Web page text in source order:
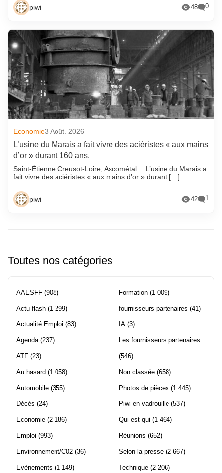
piwi 48 0
Economie3 Août. 2026
L’usine du Marais a fait vivre des aciéristes « aux mains
d’or » durant 160 ans.
Saint-Étienne Creusot-Loire, Ascométal… L’usine du Marais a
fait vivre des aciéristes « aux mains d’or » durant […]
piwi 42 1
Toutes nos catégories
AAESFF (908)
Actu flash (1 299)
Actualité Emploi (83)
Agenda (237)
ATF (23)
Au hasard (1 058)
Automobile (355)
Décès (24)
Economie (2 186)
Emploi (993)
Environnement/C02 (36)
Evènements (1 149)
Formation (1 009)
fournisseurs partenaires (41)
IA (3)
Les fournisseurs partenaires
(546)
Non classée (658)
Photos de pièces (1 445)
Piwi en vadrouille (537)
Qui est qui (1 464)
Réunions (652)
Selon la presse (2 667)
Technique (2 206)